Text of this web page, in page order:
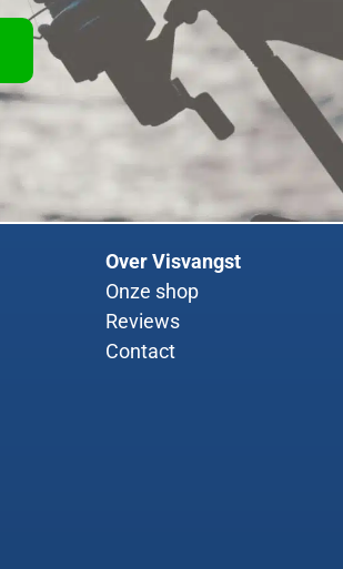
Over Visvangst
Onze shop
Reviews
Contactverschillende merken.